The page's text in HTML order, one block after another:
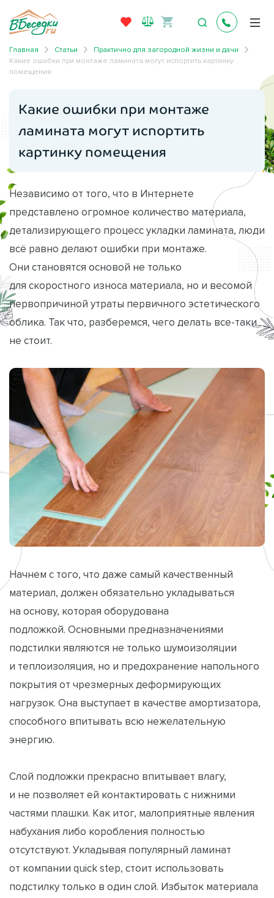
Главная Статьи
Практично для загородной жизни и дачи
Какие ошибки при монтаже ламината могут испортить картинку
помещения
Какие ошибки при монтаже
ламината могут испортить
картинку помещения
Независимо от того, что в Интернете
представлено огромное количество материала,
детализирующего процесс укладки ламината, люди
всё равно делают ошибки при монтаже.
Они становятся основой не только
для скоростного износа материала, но и весомой
первопричиной утраты первичного эстетического
облика. Так что, разберемся, чего делать все-таки
не стоит.
Начнем с того, что даже самый качественный
материал, должен обязательно укладываться
на основу, которая оборудована
подложкой. Основными предназначениями
подстилки являются не только шумоизоляции
и теплоизоляция, но и предохранение напольного
покрытия от чрезмерных деформирующих
нагрузок. Она выступает в качестве амортизатора,
способного впитывать всю нежелательную
энергию.
Слой подложки прекрасно впитывает влагу,
и не позволяет ей контактировать с нижними
частями плашки. Как итог, малоприятные явления
набухания либо коробления полностью
отсутствуют. Укладывая популярный ламинат
от компании quick step, стоит использовать
подстилку только в один слой. Избыток материала